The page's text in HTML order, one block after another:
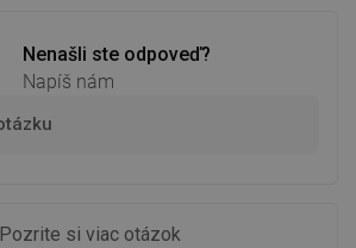
Nenašli ste odpoveď?
Napíš nám
Pozrite si viac otázok